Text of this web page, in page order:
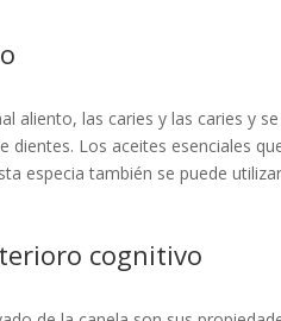
aliento, las caries y las caries y
dientes. Los aceites esenciales
especia también se puede
cognitivo